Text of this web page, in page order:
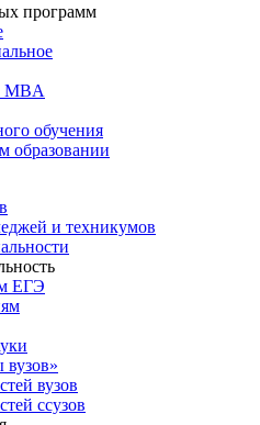
программ
MBA
обучения
образовании
и техникумов
ЕГЭ
вузов
ссузов